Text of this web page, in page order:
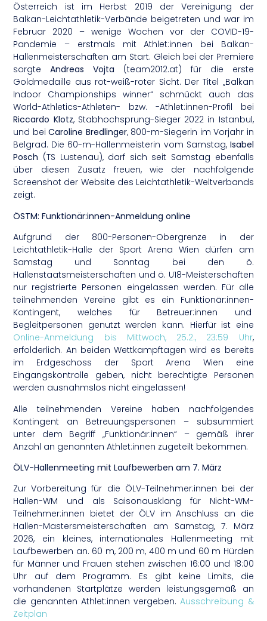
Österreich ist im Herbst 2019 der Vereinigung der
Balkan-Leichtathletik-Verbände beigetreten und war im
Februar 2020 – wenige Wochen vor der COVID-19-
Pandemie – erstmals mit Athlet:innen bei Balkan-
Hallenmeisterschaften am Start. Gleich bei der Premiere
sorgteAndreas Vojta (team2012.at) für die erste
Goldmedaille aus rot-weiß-roter Sicht. Der Titel „Balkan
Indoor Championships winner“ schmückt auch das
World-Athletics-Athleten- bzw. -Athlet:innen-Profil bei
Riccardo Klotz, Stabhochsprung-Sieger 2022 in Istanbul,
und beiCaroline Bredlinger, 800-m-Siegerin im Vorjahr in
Belgrad. Die 60-m-Hallenmeisterin vom Samstag, Isabel
Posch (TS Lustenau), darf sich seit Samstag ebenfalls
über diesen Zusatz freuen, wie der nachfolgende
Screenshot der Website des Leichtathletik-Weltverbands
zeigt.
ÖSTM: Funktionär:innen-Anmeldung online
Aufgrund der 800-Personen-Obergrenze in der
Leichtathletik-Halle der Sport Arena Wien dürfen am
Samstag und Sonntag bei den ö.
Hallenstaatsmeisterschaften und ö. U18-Meisterschaften
nur registrierte Personen eingelassen werden. Für alle
teilnehmenden Vereine gibt es ein Funktionär:innen-
Kontingent, welches für Betreuer:innen und
Begleitpersonen genutzt werden kann. Hierfür ist eine
Online-Anmeldung bis Mittwoch, 25.2., 23:59 Uhr,
erfolderlich. An beiden Wettkampftagen wird es bereits
im Erdgeschoss der Sport Arena Wien eine
Eingangskontrolle geben, nicht berechtigte Personen
werden ausnahmslos nicht eingelassen!
Alle teilnehmenden Vereine haben nachfolgendes
Kontingent an Betreuungspersonen – subsummiert
unter dem Begriff „Funktionär:innen“ – gemäß ihrer
Anzahl an genannten Athlet:innen zugeteilt bekommen.
ÖLV-Hallenmeeting mit Laufbewerben am 7. März
Zur Vorbereitung für die ÖLV-Teilnehmer:innen bei der
Hallen-WM und als Saisonausklang für Nicht-WM-
Teilnehmer:innen bietet der ÖLV im Anschluss an die
Hallen-Mastersmeisterschaften am Samstag, 7. März
2026, ein kleines, internationales Hallenmeeting mit
Laufbewerben an. 60 m, 200 m, 400 m und 60 m Hürden
für Männer und Frauen stehen zwischen 16:00 und 18:00
Uhr auf dem Programm. Es gibt keine Limits, die
vorhandenen Startplätze werden leistungsgemäß an
die genannten Athlet:innen vergeben.Ausschreibung &
Zeitplan